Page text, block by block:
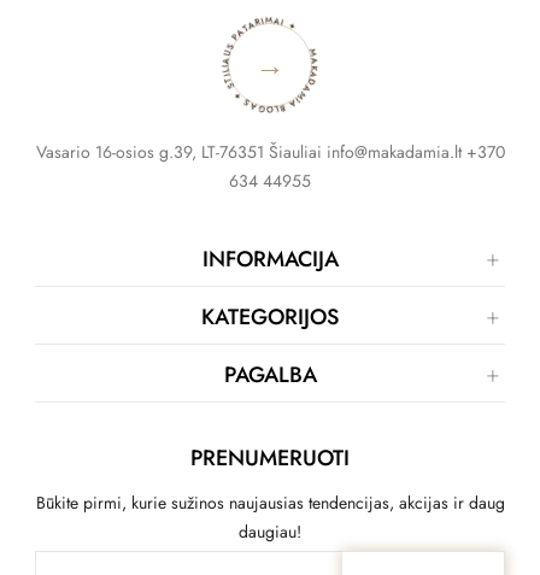
MAKADAMIA BLOGAS ✦ STILIAUS PATARIMAI ✦
→
Vasario 16-osios g.39, LT-76351 Šiauliai info@makadamia.lt +370
634 44955
INFORMACIJA
KATEGORIJOS
PAGALBA
PRENUMERUOTI
Būkite pirmi, kurie sužinos naujausias tendencijas, akcijas ir daug
daugiau!